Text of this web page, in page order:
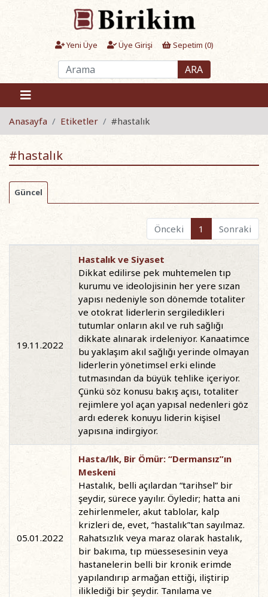
Yeni Üye Üye Girişi Sepetim (0)
ARA
Anasayfa Etiketler #hastalık
#hastalık
Güncel
Önceki 1 Sonraki
19.11.2022
Hastalık ve Siyaset
Dikkat edilirse pek muhtemelen tıp
kurumu ve ideolojisinin her yere sızan
yapısı nedeniyle son dönemde totaliter
ve otokrat liderlerin sergiledikleri
tutumlar onların akıl ve ruh sağlığı
dikkate alınarak irdeleniyor. Kanaatimce
bu yaklaşım akıl sağlığı yerinde olmayan
liderlerin yönetimsel erki elinde
tutmasından da büyük tehlike içeriyor.
Çünkü söz konusu bakış açısı, totaliter
rejimlere yol açan yapısal nedenleri göz
ardı ederek konuyu liderin kişisel
yapısına indirgiyor.
05.01.2022
Hasta/lık, Bir Ömür: “Dermansız”ın
Meskeni
Hastalık, belli açılardan “tarihsel” bir
şeydir, sürece yayılır. Öyledir; hatta ani
zehirlenmeler, akut tablolar, kalp
krizleri de, evet, “hastalık”tan sayılmaz.
Rahatsızlık veya maraz olarak hastalık,
bir bakıma, tıp müessesesinin veya
hastanelerin belli bir kronik erimde
yapılandırıp armağan ettiği, iliştirip
iliklediği bir şeydir. Tanılama ve